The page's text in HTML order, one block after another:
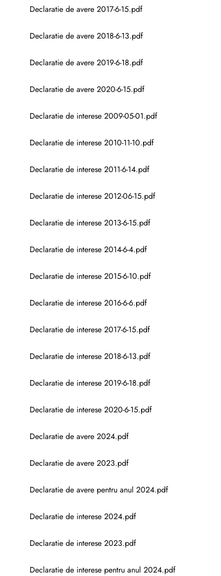
Declaratie de avere 2017-6-15.pdf
Declaratie de avere 2018-6-13.pdf
Declaratie de avere 2019-6-18.pdf
Declaratie de avere 2020-6-15.pdf
Declaratie de interese 2009-05-01.pdf
Declaratie de interese 2010-11-10.pdf
Declaratie de interese 2011-6-14.pdf
Declaratie de interese 2012-06-15.pdf
Declaratie de interese 2013-6-15.pdf
Declaratie de interese 2014-6-4.pdf
Declaratie de interese 2015-6-10.pdf
Declaratie de interese 2016-6-6.pdf
Declaratie de interese 2017-6-15.pdf
Declaratie de interese 2018-6-13.pdf
Declaratie de interese 2019-6-18.pdf
Declaratie de interese 2020-6-15.pdf
Declaratie de avere 2024.pdf
Declaratie de avere 2023.pdf
Declaratie de avere pentru anul 2024.pdf
Declaratie de interese 2024.pdf
Declaratie de interese 2023.pdf
Declaratie de interese pentru anul 2024.pdf